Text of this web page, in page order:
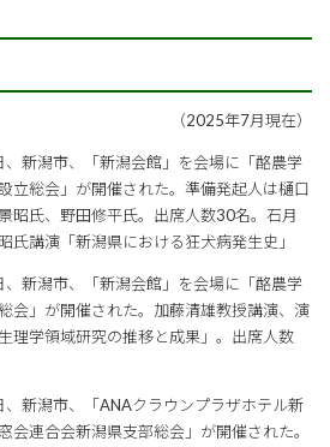
（2025年7月現在）
新潟市、「新潟会館」を会場に「酪農学
立総会」が開催された。準備発起人は樋口
昭氏、野田修平氏。出席人数30名。石月
氏講演「新潟県における狂犬病発生史」
新潟市、「新潟会館」を会場に「酪農学
会」が開催された。加藤清雄教授講演、演
理学領域研究の推移と成果」。出席人数
新潟市、「ANAクラウンプラザホテル新
会連合会新潟県支部総会」が開催された。